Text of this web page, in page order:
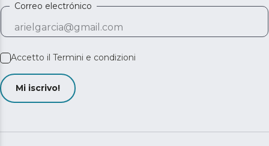
Correo electrónico
Accetto il Termini e condizioni
Mi iscrivo!